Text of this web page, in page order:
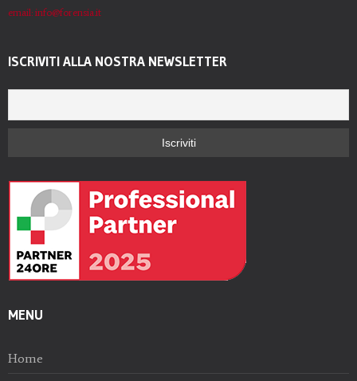
email: info@forensia.it
ISCRIVITI ALLA NOSTRA NEWSLETTER
MENU
Home